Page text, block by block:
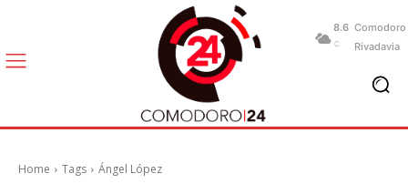
8.6
C
Comodoro
Rivadavia
Home Tags Ángel López